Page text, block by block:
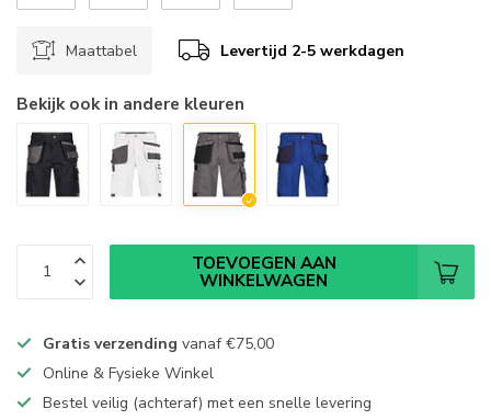
Maattabel Levertijd 2-5 werkdagen
Bekijk ook in andere kleuren
TOEVOEGEN AAN
WINKELWAGEN
Gratis verzending vanaf€75,00
Online & Fysieke Winkel
Bestel veilig (achteraf) met een snelle levering